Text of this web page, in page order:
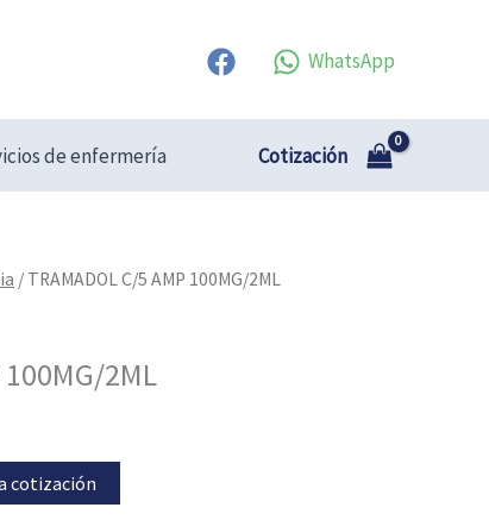
WhatsApp
de enfermería Cotización
/ TRAMADOL C/5 AMP 100MG/2ML
100MG/2ML
cotización